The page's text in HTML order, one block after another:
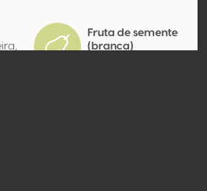
Fruta de semente
(branca)